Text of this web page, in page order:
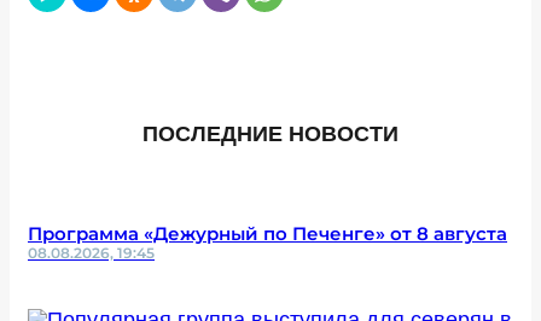
ПОСЛЕДНИЕ НОВОСТИ
Программа «Дежурный по Печенге» от 8 августа
08.08.2026, 19:45